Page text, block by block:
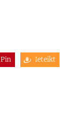
Pin Ieteikt